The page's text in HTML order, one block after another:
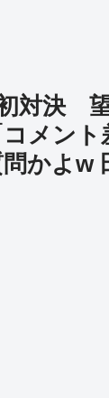
対決
メン
かよw